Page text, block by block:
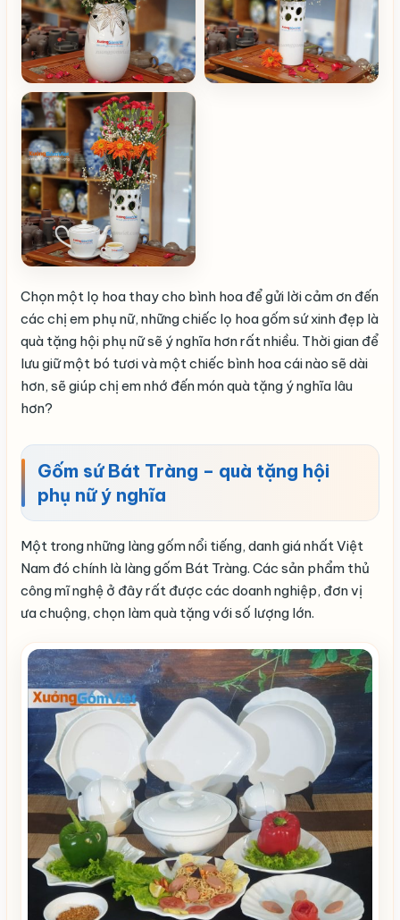
Chọn một lọ hoa thay cho bình hoa để gửi lời cảm ơn đến
các chị em phụ nữ, những chiếc lọ hoa gốm sứ xinh đẹp là
quà tặng hội phụ nữ sẽ ý nghĩa hơn rất nhiều. Thời gian để
lưu giữ một bó tươi và một chiếc bình hoa cái nào sẽ dài
hơn, sẽ giúp chị em nhớ đến món quà tặng ý nghĩa lâu
hơn?
Gốm sứ Bát Tràng – quà tặng hội
phụ nữ ý nghĩa
Một trong những làng gốm nổi tiếng, danh giá nhất Việt
Nam đó chính là làng gốm Bát Tràng. Các sản phẩm thủ
công mĩ nghệ ở đây rất được các doanh nghiệp, đơn vị
ưa chuộng, chọn làm quà tặng với số lượng lớn.